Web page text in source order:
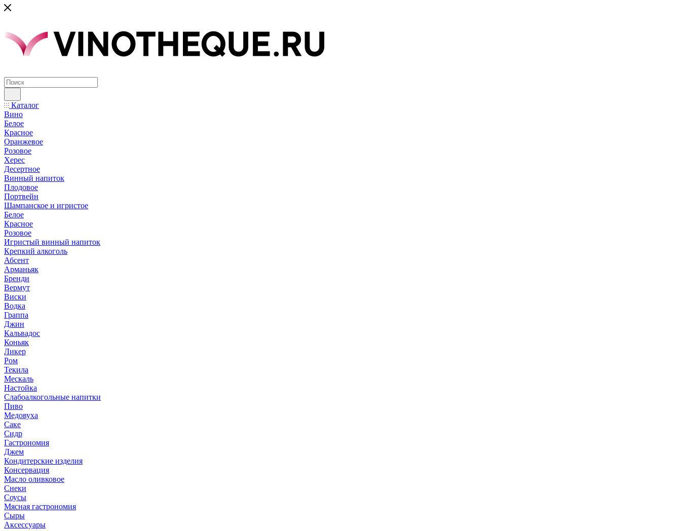
Каталог
Вино
Белое
Красное
Оранжевое
Розовое
Херес
Десертное
Винный напиток
Плодовое
Портвейн
Шампанское и игристое
Белое
Красное
Розовое
Игристый винный напиток
Крепкий алкоголь
Абсент
Арманьяк
Бренди
Вермут
Виски
Водка
Граппа
Джин
Кальвадос
Коньяк
Ликер
Ром
Текила
Мескаль
Настойка
Слабоалкогольные напитки
Пиво
Медовуха
Саке
Сидр
Гастрономия
Джем
Кондитерские изделия
Консервация
Масло оливковое
Снеки
Соусы
Мясная гастрономия
Сыры
Аксессуары